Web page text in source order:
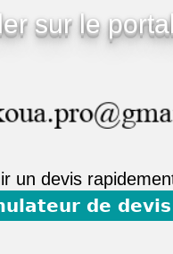
sur le
un devis
de devis